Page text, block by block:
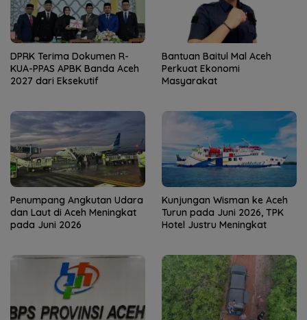
DPRK Terima Dokumen R-
KUA-PPAS APBK Banda Aceh
2027 dari Eksekutif
Bantuan Baitul Mal Aceh
Perkuat Ekonomi
Masyarakat
Penumpang Angkutan Udara
dan Laut di Aceh Meningkat
pada Juni 2026
Kunjungan Wisman ke Aceh
Turun pada Juni 2026, TPK
Hotel Justru Meningkat